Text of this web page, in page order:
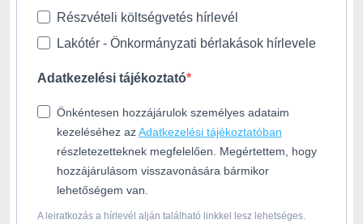
Részvételi költségvetés hírlevél
Lakótér - Önkormányzati bérlakások hírlevele
Adatkezelési tájékoztató
Önkéntesen hozzájárulok személyes adataim
kezeléséhez azAdatkezelési tájékoztatóban
részletezetteknek megfelelően. Megértettem, hogy
hozzájárulásom visszavonására bármikor
lehetőségem van.
A leiratkozás a hírlevél alján található linkkel lesz lehetséges.